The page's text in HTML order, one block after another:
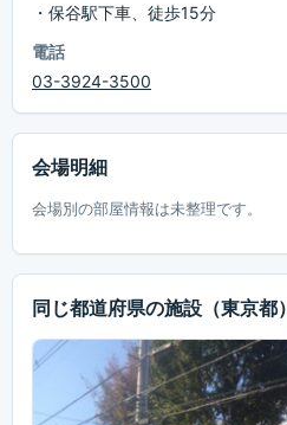
・保谷駅下車、徒歩15分
電話
03-3924-3500
会場明細
会場別の部屋情報は未整理です。
同じ都道府県の施設 （東京都）